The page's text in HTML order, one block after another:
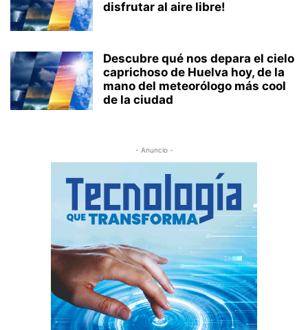
disfrutar al aire libre!
Descubre qué nos depara el cielo
caprichoso de Huelva hoy, de la
mano del meteorólogo más cool
de la ciudad
- Anuncio -